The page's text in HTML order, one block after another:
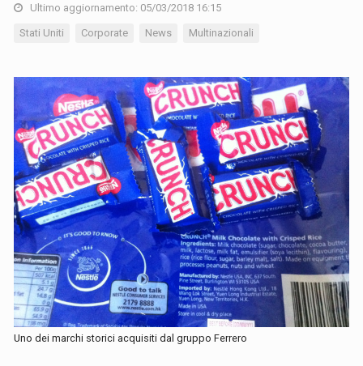
Ultimo aggiornamento: 05/03/2018 16:15
Stati Uniti Corporate News Multinazionali
Uno dei marchi storici acquisiti dal gruppo Ferrero